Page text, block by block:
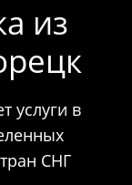
из
услуги в
СНГ